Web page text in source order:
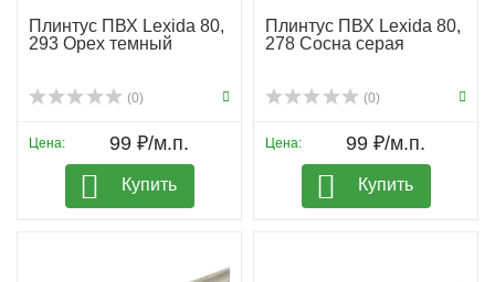
Плинтус ПВХ Lexida 80,
293 Орех темный
(0)
Цена: 99 ₽/м.п.
Купить
Плинтус ПВХ Lexida 80,
278 Сосна серая
(0)
Цена: 99 ₽/м.п.
Купить